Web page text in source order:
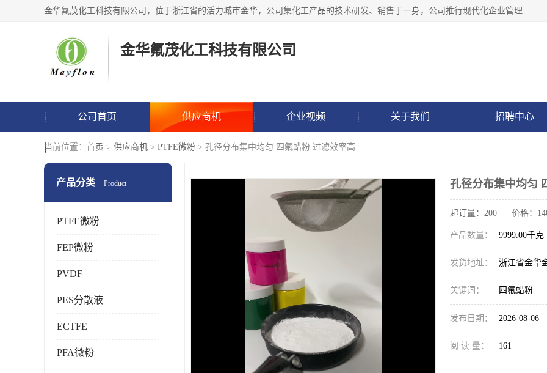
金华氟茂化工科技有限公司，位于浙江省的活力城市金华，公司集化工产品的技术研发、销售于一身，公司推行现代化企业管理理念，公司成立以来吸引了一批技术、业务、能力良好的科技人才，为多种产品的推广流通搭建良好的服务平台。我公司主要经营产品包括：PTFE微粉、FEP微粉、ECTFE、PES微粉等，这些产品由于具有、耐腐蚀、耐高温等性能而广泛应用于许多领域。
金华氟茂化工科技有限公司
公司首页 供应商机 企业视频 关于我们 招聘中心
联系方式
当前位置： 首页 > 供应商机 > PTFE微粉 > 孔径分布集中均匀 四氟蜡粉 过滤效率高
产品分类 Product
PTFE微粉
FEP微粉
PVDF
PES分散液
ECTFE
PFA微粉
孔径分布集中均匀
起订量：200 价格：
产品数量： 9999.00千克
发货地址： 浙江省金华
关键词： 四氟蜡粉
发布日期： 2026-08-06
阅 读 量： 161